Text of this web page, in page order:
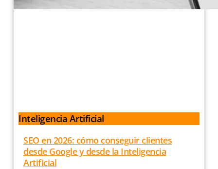
Inteligencia Artificial
SEO en 2026: cómo conseguir clientes
desde Google y desde la Inteligencia
Artificial